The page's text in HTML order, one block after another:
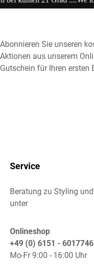
Abonnieren Sie unseren
Aktionen aus unserem
Gutschein für Ihren ersten
Service
Beratung zu Styling
unter
Onlineshop
+49 (0) 6151 - 6017746
Mo-Fr 9:00 - 16:00 Uhr